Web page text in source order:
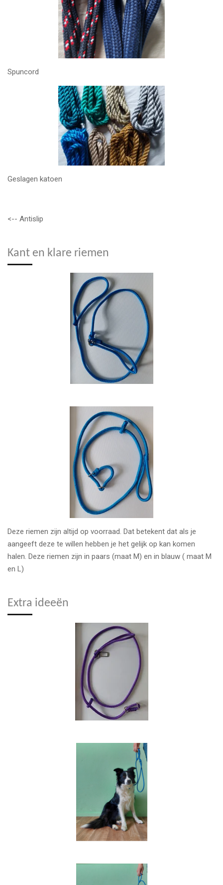
Spuncord
Geslagen katoen
<-- Antislip
Kant en klare riemen
Deze riemen zijn altijd op voorraad. Dat betekent dat als je
aangeeft deze te willen hebben je het gelijk op kan komen
halen. Deze riemen zijn in paars (maat M) en in blauw ( maat M
en L)
Extra ideeën